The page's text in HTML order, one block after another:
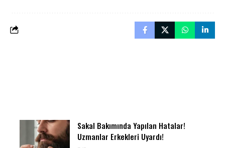
Sakal Bakımında Yapılan Hatalar!
Uzmanlar Erkekleri Uyardı!